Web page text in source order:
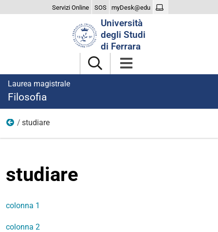
Servizi Online SOS myDesk@edu
Università
degli Studi
di Ferrara
Laurea magistrale
Filosofia
menu
studiare
studiare
colonna 1
colonna 2